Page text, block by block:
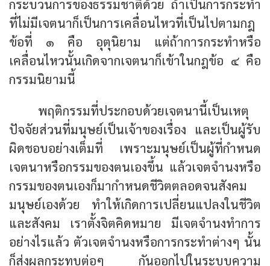
กระบวนการของธรรมชาติด้วย ถ้าเป็นการกระทำ
ที่ไม่มีเจตนาก็เป็นการเคลื่อนไหวที่เป็นไปตามกฎ
ข้อที่ ๑ คือ อุตุนิยาม แต่ถ้าการกระทำหรือ
เคลื่อนไหวนั้นเกิดจากเจตนาก็เข้าในกฎข้อ ๔ คือ
กรรมนิยามนี้
พฤติกรรมที่ประกอบด้วยเจตนานี้เป็นเหตุ
ปัจจัยส่วนที่มนุษย์เป็นเจ้าของเรื่อง และเป็นผู้รับ
ผิดชอบอย่างเต็มที่ เพราะมนุษย์เป็นผู้ที่กำหนด
เจตนาหรือกรรมของตนเองขึ้น แล้วเจตจำนงหรือ
กรรมของตนเองก็มากำหนดชีวิตตลอดจนสังคม
มนุษย์เองด้วย ทำให้เกิดการเปลี่ยนแปลงในชีวิต
และสังคม เราตั้งจิตคิดหมาย มีเจตจำนงทำการ
อย่างไรแล้ว ตัวเจตจำนงหรือการกระทำต่างๆ นั้น
ก็ส่งผลกระทบต่อๆ กันออกไปในระบบความ